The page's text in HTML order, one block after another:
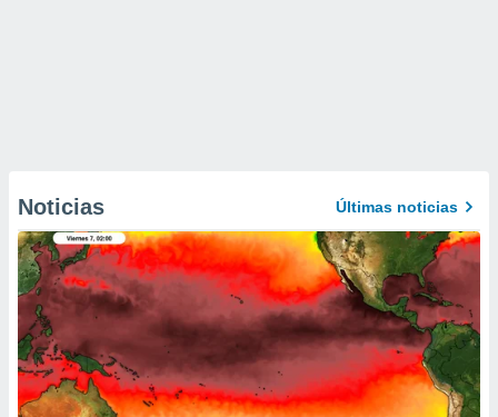
Noticias Últimas noticias